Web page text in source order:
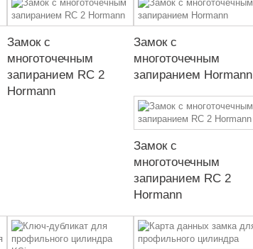
Замок с
многоточечным
запиранием RC 2
Hormann
Замок с
многоточечным
запиранием Hormann
Замок с
многоточечным
запиранием RC 2
Hormann